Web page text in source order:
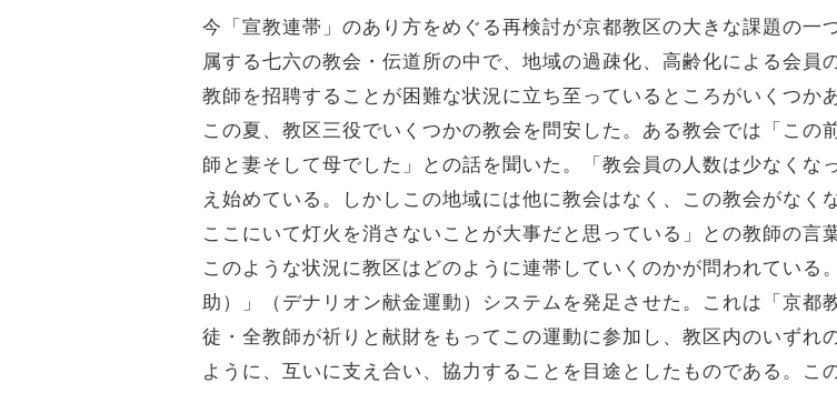
今「宣教連帯」のあり方をめぐる再検討が京都教区の大きな課題の一
属する七六の教会・伝道所の中で、地域の過疎化、高齢化による会
教師を招聘することが困難な状況に立ち至っているところがいくつか
この夏、教区三役でいくつかの教会を問安した。ある教会では「こ
師と妻そして母でした」との話を聞いた。「教会員の人数は少なくな
え始めている。しかしこの地域には他に教会はなく、この教会がな
ここにいて灯火を消さないことが大事だと思っている」との教師の言
このような状況に教区はどのように連帯していくのかが問われてい
助）」（デナリオン献金運動）システムを発足させた。これは「京
徒・全教師が祈りと献財をもってこの運動に参加し、教区内のいずれ
ように、互いに支え合い、協力することを目途としたものである。